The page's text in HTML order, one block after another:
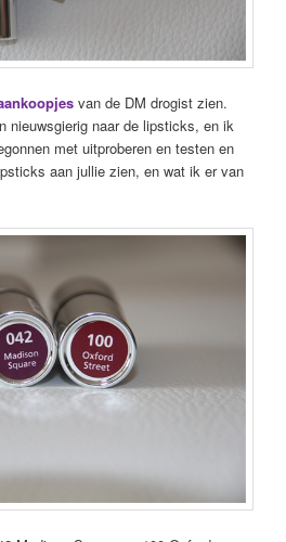
van de DM drogist zien.
nieuwsgierig naar de lipsticks, en ik
met uitproberen en testen en
aan jullie zien, en wat ik er van